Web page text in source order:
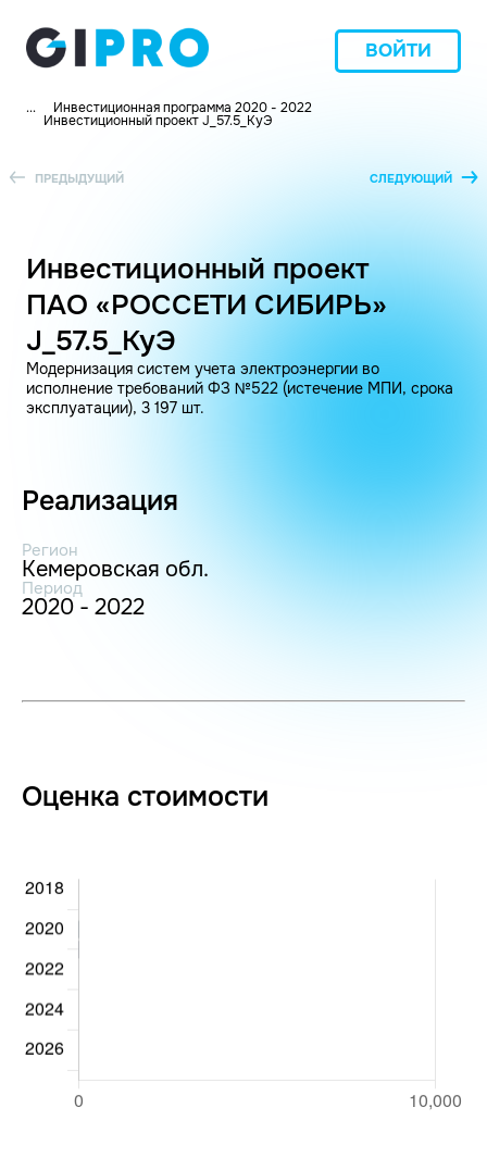
ВОЙТИ
... Инвестиционная программа 2020 - 2022
Инвестиционный проект J_57.5_КуЭ
ПРЕДЫДУЩИЙ СЛЕДУЮЩИЙ
Инвестиционный проект
ПАО «РОССЕТИ СИБИРЬ»
J_57.5_КуЭ
Модернизация систем учета электроэнергии во
исполнение требований ФЗ №522 (истечение МПИ, срока
эксплуатации), 3 197 шт.
Реализация
Регион
Кемеровская обл.
Период
2020 - 2022
Оценка стоимости